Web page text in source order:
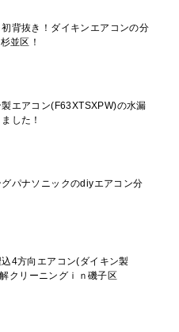
背抜き！ダイキンエアコンの分
並区！
エアコン(F63XTSXPW)の水漏
した！
パナソニックのdiyエアコン分
4方向エアコン(ダイキン製
クリーニングｉｎ磯子区